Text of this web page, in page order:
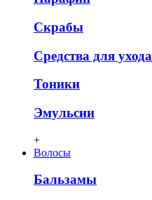
Скрабы
Средства для ухода
Тоники
Эмульсии
+
Волосы
Бальзамы